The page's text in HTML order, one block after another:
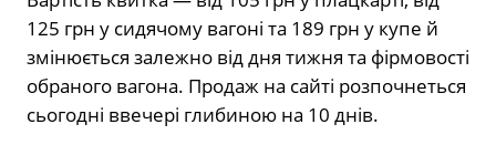
125 грн у сидячому вагоні та 189 грн у купе й
змінюється залежно від дня тижня та фірмовості
обраного вагона. Продаж на сайті розпочнеться
сьогодні ввечері глибиною на 10 днів.